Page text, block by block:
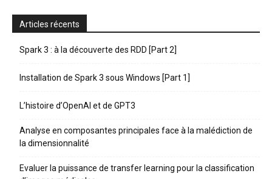
Articles récents
Spark 3 : à la découverte des RDD [Part 2]
Installation de Spark 3 sous Windows [Part 1]
L’histoire d’OpenAI et de GPT3
Analyse en composantes principales face à la malédiction de
la dimensionnalité
Evaluer la puissance de transfer learning pour la classification